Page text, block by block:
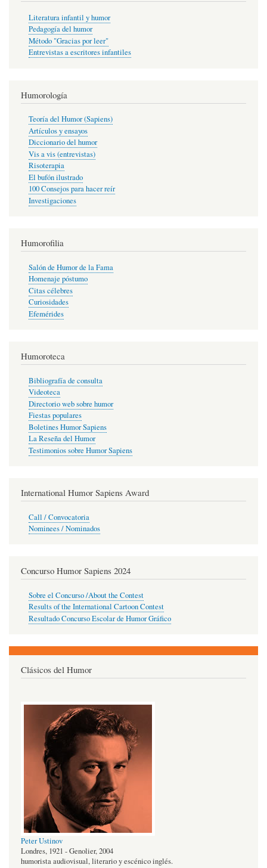
Literatura infantil y humor
Pedagogía del humor
Método "Gracias por leer"
Entrevistas a escritores infantiles
Humorología
Teoría del Humor (Sapiens)
Artículos y ensayos
Diccionario del humor
Vis a vis (entrevistas)
Risoterapia
El bufón ilustrado
100 Consejos para hacer reír
Investigaciones
Humorofilia
Salón de Humor de la Fama
Homenaje póstumo
Citas célebres
Curiosidades
Efemérides
Humoroteca
Bibliografía de consulta
Videoteca
Directorio web sobre humor
Fiestas populares
Boletines Humor Sapiens
La Reseña del Humor
Testimonios sobre Humor Sapiens
International Humor Sapiens Award
Call / Convocatoria
Nominees / Nominados
Concurso Humor Sapiens 2024
Sobre el Concurso /About the Contest
Results of the International Cartoon Contest
Resultado Concurso Escolar de Humor Gráfico
Clásicos del Humor
Peter Ustinov
Londres, 1921 - Genolier, 2004
humorista audiovisual, literario y escénico inglés.